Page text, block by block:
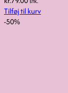
Tilføj til kurv
-50%